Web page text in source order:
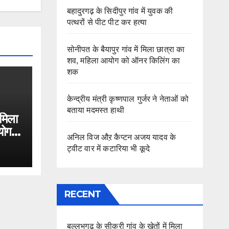
बहादुरगढ़ के सिदीपुर गांव में युवक की
पत्थरों से पीट पीट कर हत्या
सोनीपत के बैयापुर गांव में मिला छात्रा का
शव, महिला आयोग को ऑनर किलिंग का
शक
केन्द्रीय मंत्री कृष्णपाल गुर्जर ने नेताओं को
बताया मदमस्त हाथी
अनिल विज औऱ कैप्टन अजय यादव के
ट्वीट वार में कटारिया भी कूदे
RECENT
बल्लभगढ़ के सीकरी गांव के खेतों में मिला